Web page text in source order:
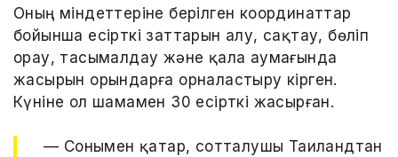
Оның міндеттеріне берілген координаттар
бойынша есірткі заттарын алу, сақтау, бөліп
орау, тасымалдау және қала аумағында
жасырын орындарға орналастыру кірген.
Күніне ол шамамен 30 есірткі жасырған.
— Сонымен қатар, сотталушы Таиландтан